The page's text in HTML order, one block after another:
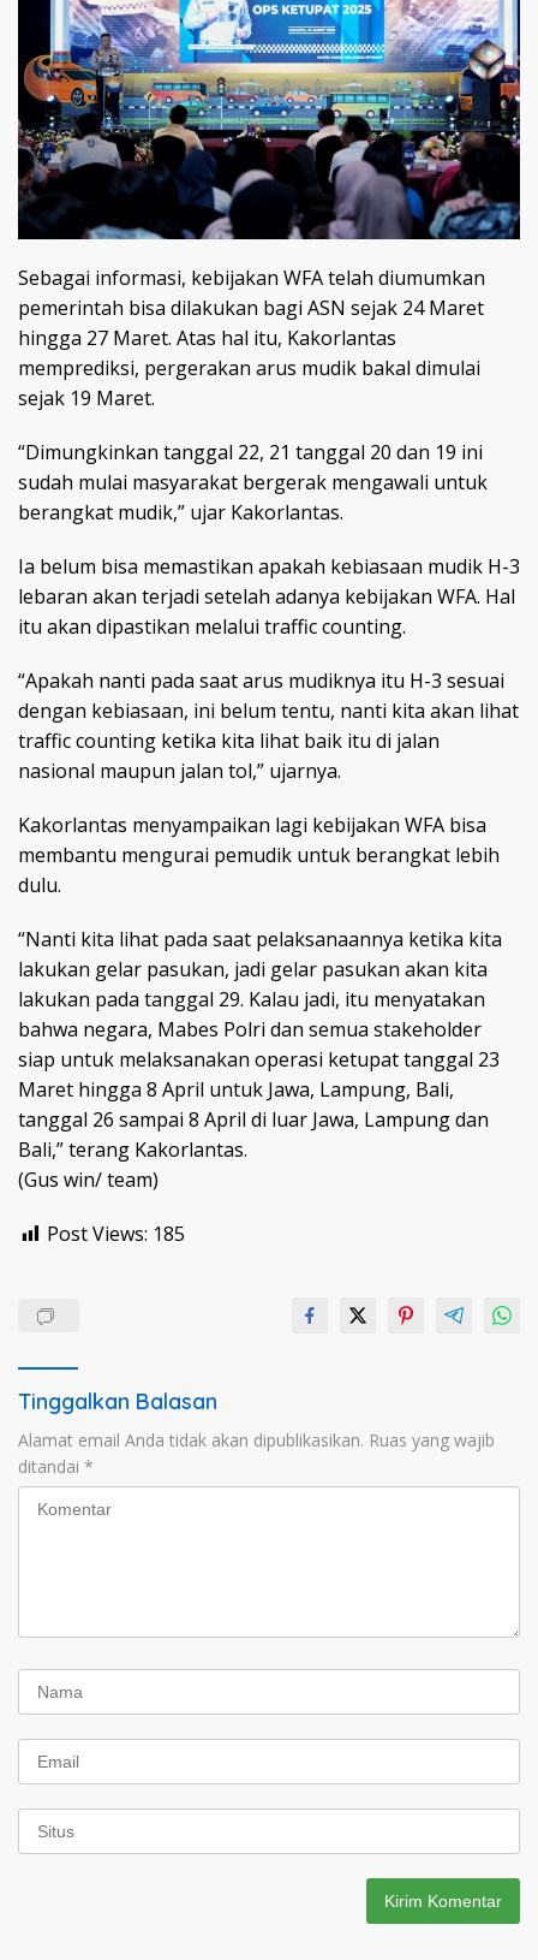
Sebagai informasi, kebijakan WFA telah diumumkan
pemerintah bisa dilakukan bagi ASN sejak 24 Maret
hingga 27 Maret. Atas hal itu, Kakorlantas
memprediksi, pergerakan arus mudik bakal dimulai
sejak 19 Maret.
“Dimungkinkan tanggal 22, 21 tanggal 20 dan 19 ini
sudah mulai masyarakat bergerak mengawali untuk
berangkat mudik,” ujar Kakorlantas.
Ia belum bisa memastikan apakah kebiasaan mudik H-3
lebaran akan terjadi setelah adanya kebijakan WFA. Hal
itu akan dipastikan melalui traffic counting.
“Apakah nanti pada saat arus mudiknya itu H-3 sesuai
dengan kebiasaan, ini belum tentu, nanti kita akan lihat
traffic counting ketika kita lihat baik itu di jalan
nasional maupun jalan tol,” ujarnya.
Kakorlantas menyampaikan lagi kebijakan WFA bisa
membantu mengurai pemudik untuk berangkat lebih
dulu.
“Nanti kita lihat pada saat pelaksanaannya ketika kita
lakukan gelar pasukan, jadi gelar pasukan akan kita
lakukan pada tanggal 29. Kalau jadi, itu menyatakan
bahwa negara, Mabes Polri dan semua stakeholder
siap untuk melaksanakan operasi ketupat tanggal 23
Maret hingga 8 April untuk Jawa, Lampung, Bali,
tanggal 26 sampai 8 April di luar Jawa, Lampung dan
Bali,” terang Kakorlantas.
(Gus win/ team)
Post Views: 185
Tinggalkan Balasan
Alamat email Anda tidak akan dipublikasikan. Ruas yang wajib
ditandai *